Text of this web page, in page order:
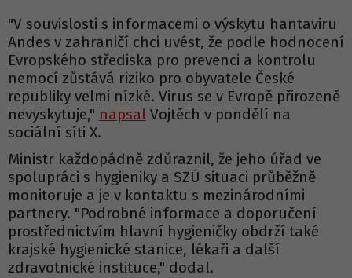
"V souvislosti s informacemi o výskytu hantaviru
Andes v zahraničí chci uvést, že podle hodnocení
Evropského střediska pro prevenci a kontrolu
nemocí zůstává riziko pro obyvatele České
republiky velmi nízké. Virus se v Evropě přirozeně
nevyskytuje," napsal Vojtěch v pondělí na
sociální síti X.
Ministr každopádně zdůraznil, že jeho úřad ve
spolupráci s hygieniky a SZÚ situaci průběžně
monitoruje a je v kontaktu s mezinárodními
partnery. "Podrobné informace a doporučení
prostřednictvím hlavní hygieničky obdrží také
krajské hygienické stanice, lékaři a další
zdravotnické instituce," dodal.